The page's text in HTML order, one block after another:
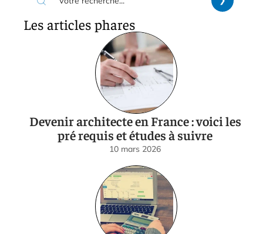
Les articles phares
Devenir architecte en France : voici les
pré requis et études à suivre
10 mars 2026